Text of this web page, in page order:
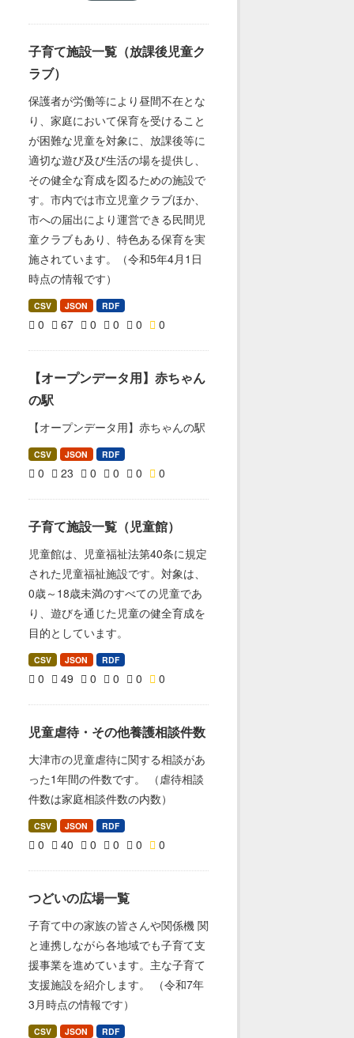
子育て施設一覧（放課後児童ク
ラブ）
保護者が労働等により昼間不在とな
り、家庭において保育を受けること
が困難な児童を対象に、放課後等に
適切な遊び及び生活の場を提供し、
その健全な育成を図るための施設で
す。市内では市立児童クラブほか、
市への届出により運営できる民間児
童クラブもあり、特色ある保育を実
施されています。（令和5年4月1日
時点の情報です）
CSV JSON RDF
0 67 0 0 0 0
【オープンデータ用】赤ちゃん
の駅
【オープンデータ用】赤ちゃんの駅
CSV JSON RDF
0 23 0 0 0 0
子育て施設一覧（児童館）
児童館は、児童福祉法第40条に規定
された児童福祉施設です。対象は、
0歳～18歳未満のすべての児童であ
り、遊びを通じた児童の健全育成を
目的としています。
CSV JSON RDF
0 49 0 0 0 0
児童虐待・その他養護相談件数
大津市の児童虐待に関する相談があ
った1年間の件数です。 （虐待相談
件数は家庭相談件数の内数）
CSV JSON RDF
0 40 0 0 0 0
つどいの広場一覧
子育て中の家族の皆さんや関係機 関
と連携しながら各地域でも子育て支
援事業を進めています。主な子育て
支援施設を紹介します。 （令和7年
3月時点の情報です）
CSV JSON RDF